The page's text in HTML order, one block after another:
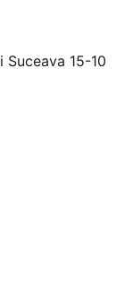
Suceava 15-10